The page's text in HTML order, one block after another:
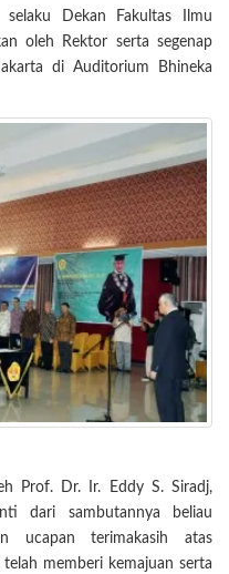
Dekan Fakultas Ilmu
oleh Rektor serta segenap
di Auditorium Bhineka
Prof. Dr. Ir. Eddy S. Siradj,
dari sambutannya beliau
ucapan terimakasih atas
memberi kemajuan serta